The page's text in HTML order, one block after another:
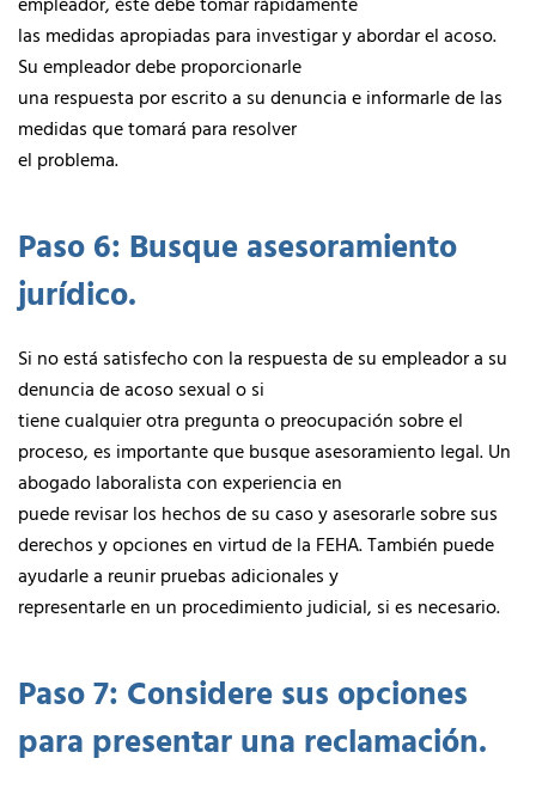
las medidas apropiadas para investigar y abordar el acoso.
Su empleador debe proporcionarle
una respuesta por escrito a su denuncia e informarle de las
medidas que tomará para resolver
el problema.
Paso 6: Busque asesoramiento
jurídico.
Si no está satisfecho con la respuesta de su empleador a su
denuncia de acoso sexual o si
tiene cualquier otra pregunta o preocupación sobre el
proceso, es importante que busque asesoramiento legal. Un
abogado laboralista con experiencia en
puede revisar los hechos de su caso y asesorarle sobre sus
derechos y opciones en virtud de la FEHA. También puede
ayudarle a reunir pruebas adicionales y
representarle en un procedimiento judicial, si es necesario.
Paso 7: Considere sus opciones
para presentar una reclamación.